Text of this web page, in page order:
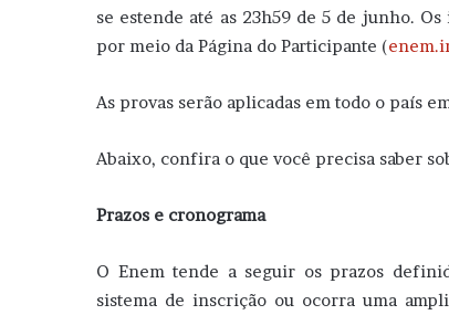
se estende até as 23h59 de 5 de junho.
por meio da Página do Participante (
As provas serão aplicadas em todo o país
Abaixo, confira o que você precisa saber
Prazos e cronograma
O Enem tende a seguir os prazos
sistema de inscrição ou ocorra uma